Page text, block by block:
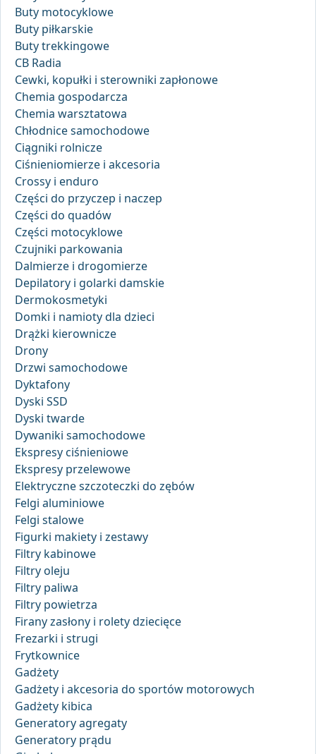
Buty motocyklowe
Buty piłkarskie
Buty trekkingowe
CB Radia
Cewki, kopułki i sterowniki zapłonowe
Chemia gospodarcza
Chemia warsztatowa
Chłodnice samochodowe
Ciągniki rolnicze
Ciśnieniomierze i akcesoria
Crossy i enduro
Części do przyczep i naczep
Części do quadów
Części motocyklowe
Czujniki parkowania
Dalmierze i drogomierze
Depilatory i golarki damskie
Dermokosmetyki
Domki i namioty dla dzieci
Drążki kierownicze
Drony
Drzwi samochodowe
Dyktafony
Dyski SSD
Dyski twarde
Dywaniki samochodowe
Ekspresy ciśnieniowe
Ekspresy przelewowe
Elektryczne szczoteczki do zębów
Felgi aluminiowe
Felgi stalowe
Figurki makiety i zestawy
Filtry kabinowe
Filtry oleju
Filtry paliwa
Filtry powietrza
Firany zasłony i rolety dziecięce
Frezarki i strugi
Frytkownice
Gadżety
Gadżety i akcesoria do sportów motorowych
Gadżety kibica
Generatory agregaty
Generatory prądu